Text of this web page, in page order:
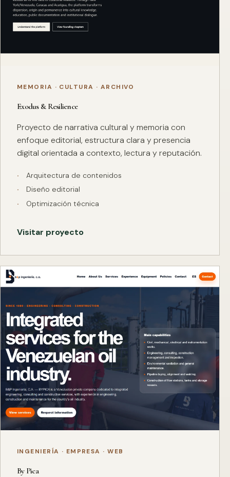
MEMORIA · CULTURA · ARCHIVO
Exodus & Resilience
Proyecto de narrativa cultural y memoria con
enfoque editorial, estructura clara y presencia
digital orientada a contexto, lectura y reputación.
Arquitectura de contenidos
Diseño editorial
Optimización técnica
Visitar proyecto
INGENIERÍA · EMPRESA · WEB
By Pica